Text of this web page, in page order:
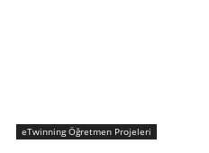
eTwinning Öğretmen Projeleri